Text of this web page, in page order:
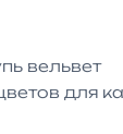
вельвет
для